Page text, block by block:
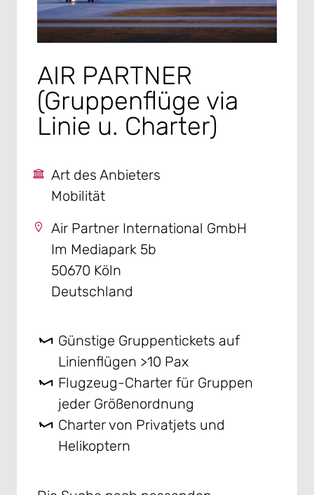
AIR PARTNER
(Gruppenflüge via
Linie u. Charter)
Art des Anbieters
Mobilität
Air Partner International GmbH
Im Mediapark 5b
50670 Köln
Deutschland
Günstige Gruppentickets auf
Linienflügen >10 Pax
Flugzeug-Charter für Gruppen
jeder Größenordnung
Charter von Privatjets und
Helikoptern